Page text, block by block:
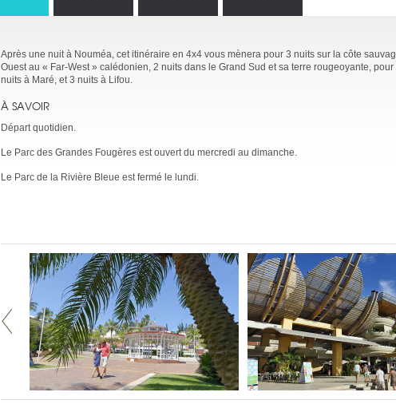
Après une nuit à Nouméa, cet itinéraire en 4x4 vous mènera pour 3 nuits sur la côte
Ouest au « Far-West » calédonien, 2 nuits dans le Grand Sud et sa terre rougeoyante,
nuits à Maré, et 3 nuits à Lifou.
À SAVOIR
Départ quotidien.
Le Parc des Grandes Fougères est ouvert du mercredi au dimanche.
Le Parc de la Rivière Bleue est fermé le lundi.